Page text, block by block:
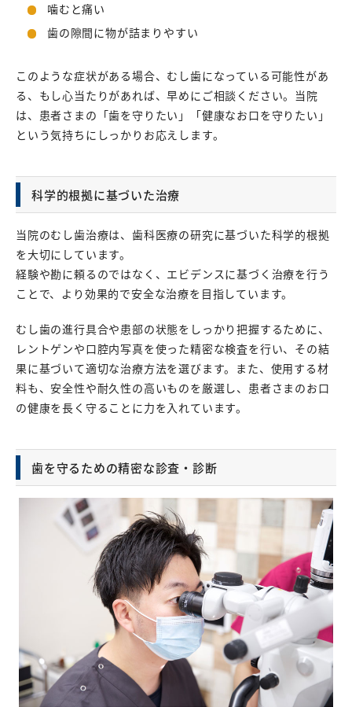
噛むと痛い
歯の隙間に物が詰まりやすい
このような症状がある場合、むし歯になっている可能性があ
る、もし心当たりがあれば、早めにご相談ください。当院
は、患者さまの「歯を守りたい」「健康なお口を守りたい」
という気持ちにしっかりお応えします。
科学的根拠に基づいた治療
当院のむし歯治療は、歯科医療の研究に基づいた科学的根拠
を大切にしています。
経験や勘に頼るのではなく、エビデンスに基づく治療を行う
ことで、より効果的で安全な治療を目指しています。
むし歯の進行具合や患部の状態をしっかり把握するために、
レントゲンや口腔内写真を使った精密な検査を行い、その結
果に基づいて適切な治療方法を選びます。また、使用する材
料も、安全性や耐久性の高いものを厳選し、患者さまのお口
の健康を長く守ることに力を入れています。
歯を守るための精密な診査・診断